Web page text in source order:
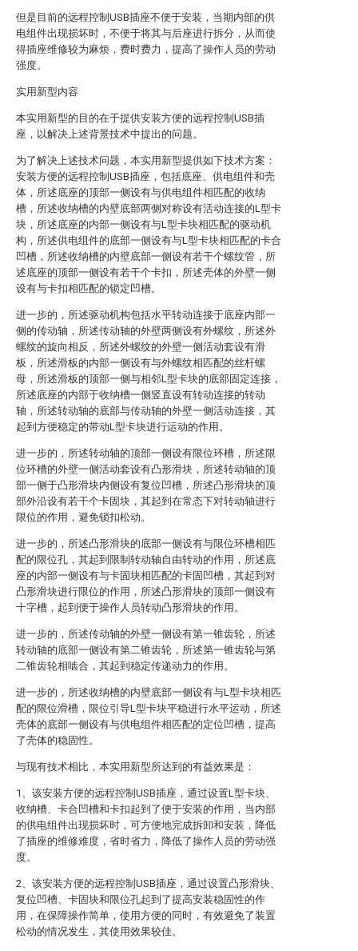
但是目前的远程控制USB插座不便于安装，当期内部的供
电组件出现损坏时，不便于将其与后座进行拆分，从而使
得插座维修较为麻烦，费时费力，提高了操作人员的劳动
强度。
实用新型内容
本实用新型的目的在于提供安装方便的远程控制USB插
座，以解决上述背景技术中提出的问题。
为了解决上述技术问题，本实用新型提供如下技术方案：
安装方便的远程控制USB插座，包括底座、供电组件和壳
体，所述底座的顶部一侧设有与供电组件相匹配的收纳
槽，所述收纳槽的内壁底部两侧对称设有活动连接的L型卡
块，所述底座的内部一侧设有与L型卡块相匹配的驱动机
构，所述供电组件的底部一侧设有与L型卡块相匹配的卡合
凹槽，所述收纳槽的内壁底部一侧设有若干个螺纹管，所
述底座的顶部一侧设有若干个卡扣，所述壳体的外壁一侧
设有与卡扣相匹配的锁定凹槽。
进一步的，所述驱动机构包括水平转动连接于底座内部一
侧的传动轴，所述传动轴的外壁两侧设有外螺纹，所述外
螺纹的旋向相反，所述外螺纹的外壁一侧活动套设有滑
板，所述滑板的内部一侧设有与外螺纹相匹配的丝杆螺
母，所述滑板的顶部一侧与相邻L型卡块的底部固定连接，
所述底座的内部于收纳槽一侧竖直设有转动连接的转动
轴，所述转动轴的底部与传动轴的外壁一侧活动连接，其
起到方便稳定的带动L型卡块进行运动的作用。
进一步的，所述转动轴的顶部一侧设有限位环槽，所述限
位环槽的外壁一侧活动套设有凸形滑块，所述转动轴的顶
部一侧于凸形滑块内侧设有复位凹槽，所述凸形滑块的顶
部外沿设有若干个卡固块，其起到在常态下对转动轴进行
限位的作用，避免锁扣松动。
进一步的，所述凸形滑块的底部一侧设有与限位环槽相匹
配的限位孔，其起到限制转动轴自由转动的作用，所述底
座的内部一侧设有与卡固块相匹配的卡固凹槽，其起到对
凸形滑块进行限位的作用，所述凸形滑块的顶部一侧设有
十字槽，起到便于操作人员转动凸形滑块的作用。
进一步的，所述传动轴的外壁一侧设有第一锥齿轮，所述
转动轴的底部一侧设有第二锥齿轮，所述第一锥齿轮与第
二锥齿轮相啮合，其起到稳定传递动力的作用。
进一步的，所述收纳槽的内壁底部一侧设有与L型卡块相匹
配的限位滑槽，限位引导L型卡块平稳进行水平运动，所述
壳体的底部一侧设有与供电组件相匹配的定位凹槽，提高
了壳体的稳固性。
与现有技术相比，本实用新型所达到的有益效果是：
1、该安装方便的远程控制USB插座，通过设置L型卡块、
收纳槽、卡合凹槽和卡扣起到了便于安装的作用，当内部
的供电组件出现损坏时，可方便地完成拆卸和安装，降低
了插座的维修难度，省时省力，降低了操作人员的劳动强
度。
2、该安装方便的远程控制USB插座，通过设置凸形滑块、
复位凹槽、卡固块和限位孔起到了提高安装稳固性的作
用，在保障操作简单，使用方便的同时，有效避免了装置
松动的情况发生，其使用效果较佳。